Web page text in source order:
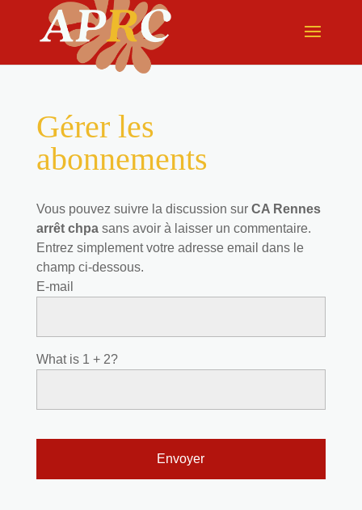
Gérer les
abonnements
Vous pouvez suivre la discussion sur CA Rennes
arrêt chpasans avoir à laisser un commentaire.
Entrez simplement votre adresse email dans le
champ ci-dessous.
E-mail
What is 1 + 2?